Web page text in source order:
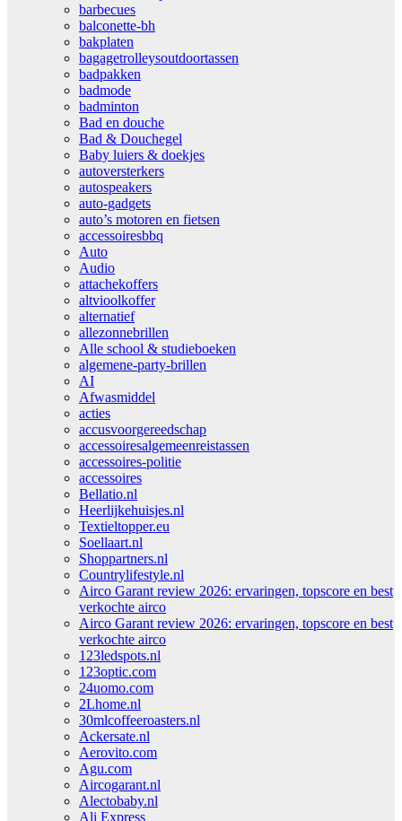
barbecues
balconette-bh
bakplaten
bagagetrolleysoutdoortassen
badpakken
badmode
badminton
Bad en douche
Bad & Douchegel
Baby luiers & doekjes
autoversterkers
autospeakers
auto-gadgets
auto’s motoren en fietsen
accessoiresbbq
Auto
Audio
attachekoffers
altvioolkoffer
alternatief
allezonnebrillen
Alle school & studieboeken
algemene-party-brillen
AI
Afwasmiddel
acties
accusvoorgereedschap
accessoiresalgemeenreistassen
accessoires-politie
accessoires
Bellatio.nl
Heerlijkehuisjes.nl
Textieltopper.eu
Soellaart.nl
Shoppartners.nl
Countrylifestyle.nl
Airco Garant review 2026: ervaringen, topscore en best
verkochte airco
Airco Garant review 2026: ervaringen, topscore en best
verkochte airco
123ledspots.nl
123optic.com
24uomo.com
2Lhome.nl
30mlcoffeeroasters.nl
Ackersate.nl
Aerovito.com
Agu.com
Aircogarant.nl
Alectobaby.nl
Ali Express